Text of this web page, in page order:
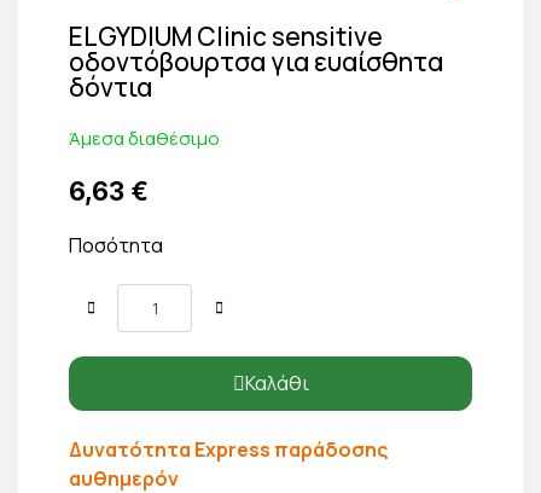
ELGYDIUM Clinic sensitive
οδοντόβουρτσα για ευαίσθητα
δόντια
Άμεσα διαθέσιμο
6,63 €
Ποσότητα
Καλάθι
Δυνατότητα Express παράδοσης
αυθημερόν